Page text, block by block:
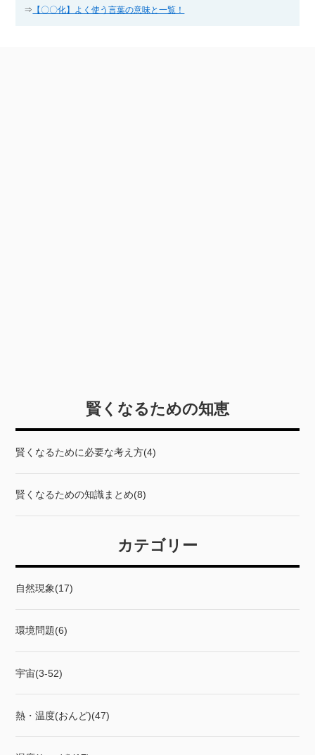
⇒
【〇〇化】よく使う言葉の意味と一覧！
賢くなるための知恵
賢くなるために必要な考え方(4)
賢くなるための知識まとめ(8)
カテゴリー
自然現象(17)
環境問題(6)
宇宙(3-52)
熱・温度(おんど)(47)